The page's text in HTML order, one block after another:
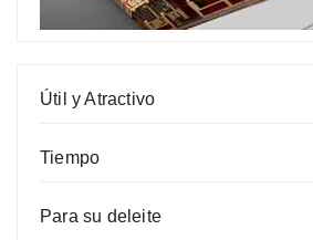
Útil y Atractivo
Tiempo
Para su deleite